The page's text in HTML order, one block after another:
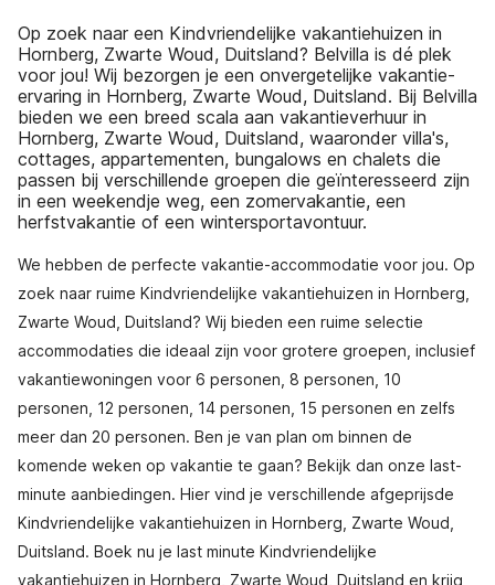
Op zoek naar een Kindvriendelijke vakantiehuizen in
Hornberg, Zwarte Woud, Duitsland? Belvilla is dé plek
voor jou! Wij bezorgen je een onvergetelijke vakantie-
ervaring in Hornberg, Zwarte Woud, Duitsland. Bij Belvilla
bieden we een breed scala aan vakantieverhuur in
Hornberg, Zwarte Woud, Duitsland, waaronder villa's,
cottages, appartementen, bungalows en chalets die
passen bij verschillende groepen die geïnteresseerd zijn
in een weekendje weg, een zomervakantie, een
herfstvakantie of een wintersportavontuur.
We hebben de perfecte vakantie-accommodatie voor jou. Op
zoek naar ruime Kindvriendelijke vakantiehuizen in Hornberg,
Zwarte Woud, Duitsland? Wij bieden een ruime selectie
accommodaties die ideaal zijn voor grotere groepen, inclusief
vakantiewoningen voor 6 personen, 8 personen, 10
personen, 12 personen, 14 personen, 15 personen en zelfs
meer dan 20 personen. Ben je van plan om binnen de
komende weken op vakantie te gaan? Bekijk dan onze last-
minute aanbiedingen. Hier vind je verschillende afgeprijsde
Kindvriendelijke vakantiehuizen in Hornberg, Zwarte Woud,
Duitsland. Boek nu je last minute Kindvriendelijke
vakantiehuizen in Hornberg, Zwarte Woud, Duitsland en krijg